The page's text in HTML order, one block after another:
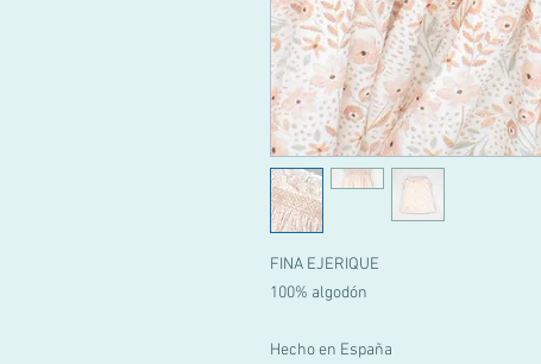
FINA EJERIQUE
100% algodón
Hecho en España